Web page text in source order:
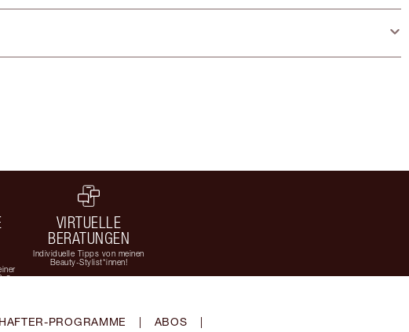
€
VIRTUELLE
BERATUNGEN
Individuelle Tipps von meinen
Beauty-Stylist*innen!
PROGRAMME | ABOS |